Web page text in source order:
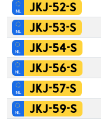
JKJ-52-S
JKJ-53-S
JKJ-54-S
JKJ-56-S
JKJ-57-S
JKJ-59-S